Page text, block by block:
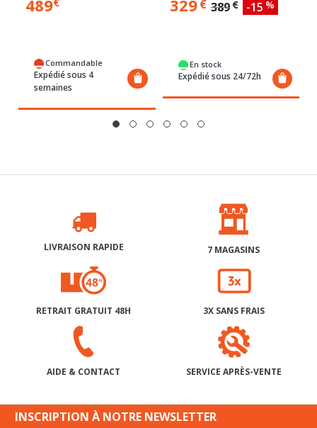
Expédié sous 4
semaines
Expédié sous 24/72h
LIVRAISON RAPIDE 7 MAGASINS
RETRAIT GRATUIT 48H 3X SANS FRAIS
AIDE & CONTACT SERVICE APRÈS-VENTE
ON RESTE EN CONTACT?